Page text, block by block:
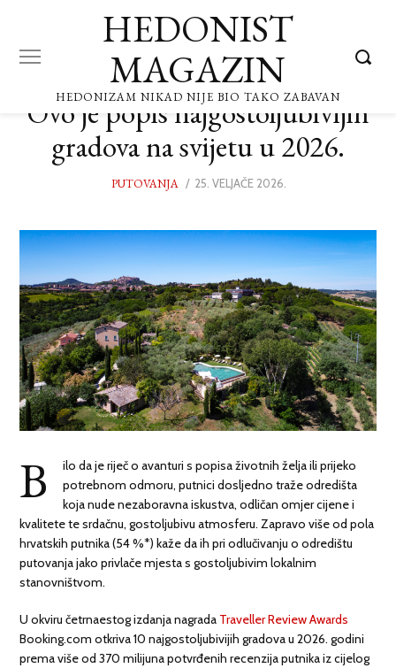
HEDONIST
MAGAZIN
HEDONIZAM NIKAD NIJE BIO TAKO ZABAVAN
Ovo je popis najgostoljubivijih
gradova na svijetu u 2026.
PUTOVANJA
POSTED
25. VELJAČE 2026.
B
ilo da je riječ o avanturi s popisa životnih želja ili prijeko
potrebnom odmoru, putnici dosljedno traže odredišta
koja nude nezaboravna iskustva, odličan omjer cijene i
kvalitete te srdačnu, gostoljubivu atmosferu. Zapravo više od pola
hrvatskih putnika (54 %*) kaže da ih pri odlučivanju o odredištu
putovanja jako privlače mjesta s gostoljubivim lokalnim
stanovništvom.
U okviru četrnaestog izdanja nagrada Traveller Review Awards
Booking.com otkriva 10 najgostoljubivijih gradova u 2026. godini
prema više od 370 milijuna potvrđenih recenzija putnika iz cijelog